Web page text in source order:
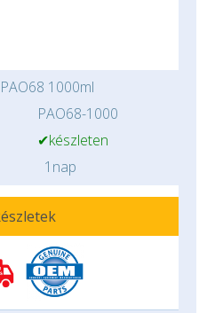
1000ml
PAO68-1000
✔készleten
1nap